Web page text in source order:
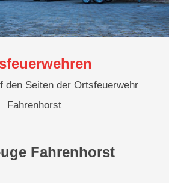
den Seiten der Ortsfeuerwehr
Fahrenhorst
Fahrenhorst